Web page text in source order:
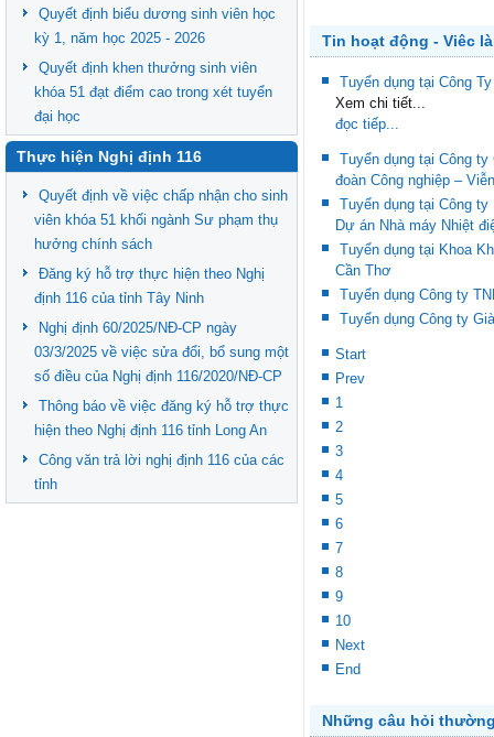
Quyết định biểu dương sinh viên học
kỳ 1, năm học 2025 - 2026
Quyết định khen thưởng sinh viên
khóa 51 đạt điểm cao trong xét tuyển
đại học
Thực hiện Nghị định 116
Quyết định về việc chấp nhận cho sinh
viên khóa 51 khối ngành Sư phạm thụ
hưởng chính sách
Đăng ký hỗ trợ thực hiện theo Nghị
định 116 của tỉnh Tây Ninh
Nghị định 60/2025/NĐ-CP ngày
03/3/2025 về việc sửa đổi, bổ sung một
số điều của Nghị định 116/2020/NĐ-CP
Thông báo về việc đăng ký hỗ trợ thực
hiện theo Nghị định 116 tỉnh Long An
Công văn trả lời nghị định 116 của các
tỉnh
Tin hoạt động - Viêc
Tuyển dụng tại Công
Xem chi tiết...
đọc tiếp...
Tuyển dụng tại Công
đoàn Công nghiệp –
Tuyển dụng tại Công
Dự án Nhà máy Nhiệt
Tuyển dụng tại Khoa
Cần Thơ
Tuyển dụng Công ty
Tuyển dụng Công ty
Start
Prev
1
2
3
4
5
6
7
8
9
10
Next
End
Những câu hỏi